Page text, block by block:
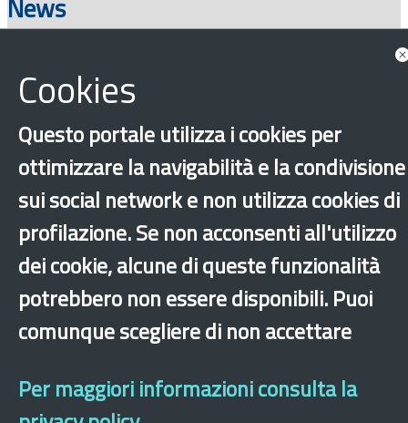
News
›×
Cookies
Questo portale utilizza i cookies per
ottimizzare la navigabilità e la condivisione
sui social network e non utilizza cookies di
profilazione. Se non acconsenti all'utilizzo
dei cookie, alcune di queste funzionalità
potrebbero non essere disponibili. Puoi
comunque scegliere di non accettare
Per maggiori informazioni consulta la
Dichiarazione di accessibilità